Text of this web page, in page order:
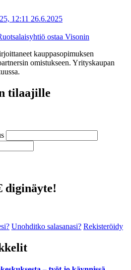
12:11 26.6.2025
ostaa Visonin
kauppasopimuksen
omistukseen. Yrityskaupan
tilaajille
diginäyte!
Unohditko salasanasi? Rekisteröidy